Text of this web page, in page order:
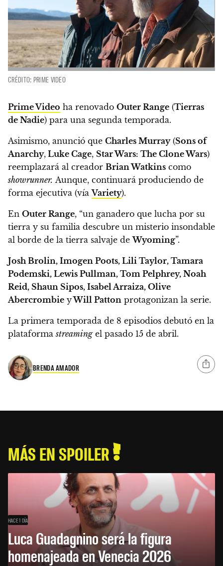
CRÉDITO: PRIME VIDEO
Prime Video ha renovado Outer Range (Tierras
de Nadie) para una segunda temporada.
Asimismo, anunció que Charles Murray(Sons of
Anarchy, Luke Cage, Star Wars: The Clone Wars)
reemplazará al creador Brian Watkins como
showrunner. Aunque, continuará produciendo de
forma ejecutiva (víaVariety).
En Outer Range, “un ganadero que lucha por su
tierra y su familia descubre un misterio insondable
al borde de la tierra salvaje deWyoming”.
Josh Brolin, Imogen Poots, Lili Taylor, Tamara
Podemski, Lewis Pullman, Tom Pelphrey, Noah
Reid, Shaun Sipos, Isabel Arraiza, Olive
Abercrombie yWill Patton protagonizan la serie.
La primera temporada de 8 episodios debutó en la
plataformastreamingel pasado 15 de abril.
BRENDA AMADOR
MÁS EN SPOILER
HACE 1 DÍA
Luca Guadagnino será la figura
homenajeada en Venecia 2026